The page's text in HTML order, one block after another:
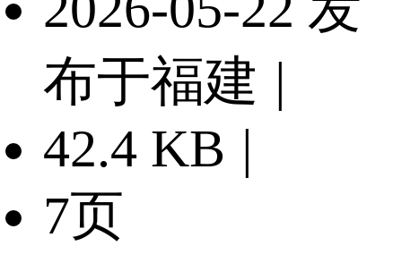
布于福建 |
42.4 KB |
7页